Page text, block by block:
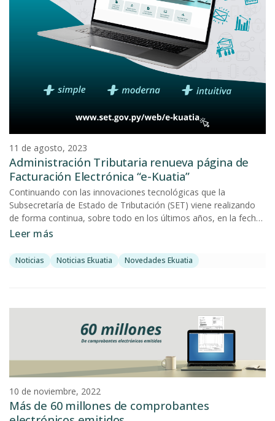
11 de agosto, 2023
Administración Tributaria renueva página de
Facturación Electrónica “e-Kuatia”
Continuando con las innovaciones tecnológicas que la
Subsecretaría de Estado de Tributación (SET) viene realizando
de forma continua, sobre todo en los últimos años, en la fecha
ha puesto a disposición de los contribuyentes y de la ciudadanía
a la Facturación Electrónica denominada “e-Kuatia”. Cabe
recordar que recientemente la SET había renovado su portal
Leer más
Noticias Noticias Ekuatia Novedades Ekuatia
10 de noviembre, 2022
Más de 60 millones de comprobantes